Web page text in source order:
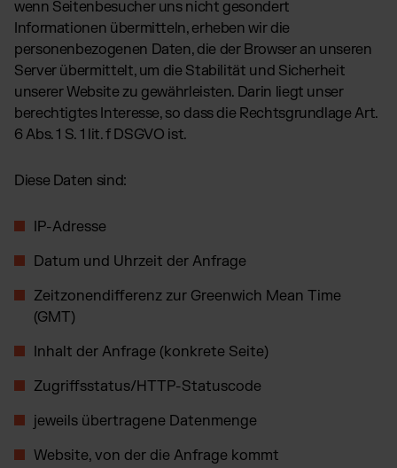
wenn Seitenbesucher uns nicht gesondert
Informationen übermitteln, erheben wir die
personenbezogenen Daten, die der Browser an unseren
Server übermittelt, um die Stabilität und Sicherheit
unserer Website zu gewährleisten. Darin liegt unser
berechtigtes Interesse, so dass die Rechtsgrundlage Art.
6 Abs. 1 S. 1 lit. f DSGVO ist.
Diese Daten sind:
IP-Adresse
Datum und Uhrzeit der Anfrage
Zeitzonendifferenz zur Greenwich Mean Time
(GMT)
Inhalt der Anfrage (konkrete Seite)
Zugriffsstatus/HTTP-Statuscode
jeweils übertragene Datenmenge
Website, von der die Anfrage kommt